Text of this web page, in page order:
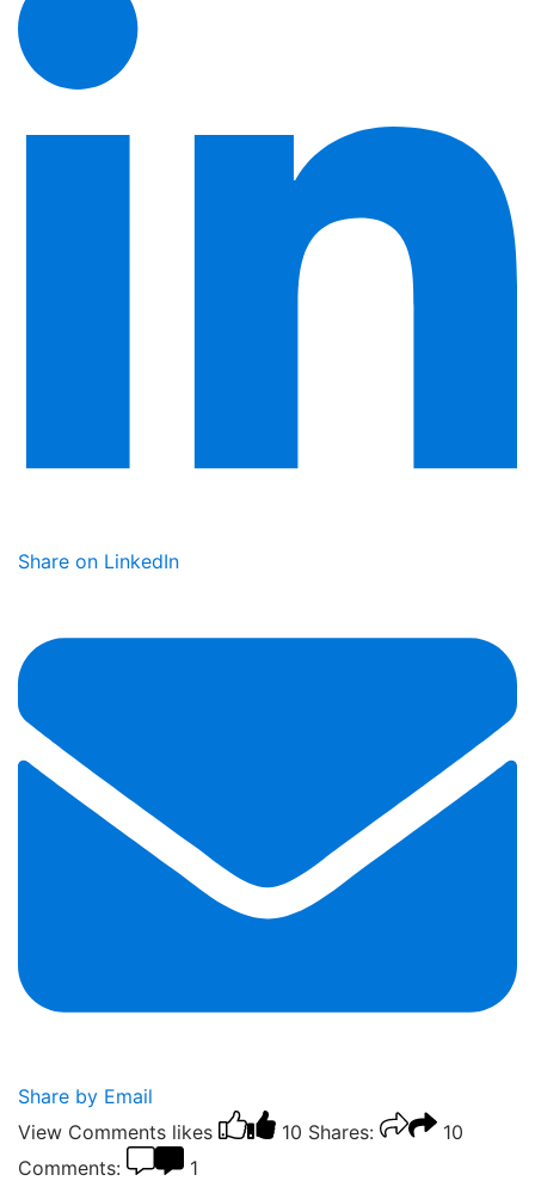
Share on LinkedIn
Share by Email
View Comments likes 10 Shares:
10
Comments:
1